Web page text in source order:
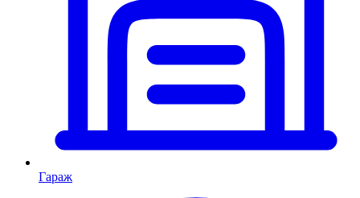
Гараж